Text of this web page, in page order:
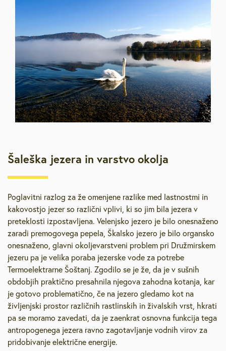
Šaleška jezera in varstvo okolja
Poglavitni razlog za že omenjene razlike med lastnostmi in
kakovostjo jezer so različni vplivi, ki so jim bila jezera v
preteklosti izpostavljena. Velenjsko jezero je bilo onesnaženo
zaradi premogovega pepela, Škalsko jezero je bilo organsko
onesnaženo, glavni okoljevarstveni problem pri Družmirskem
jezeru pa je velika poraba jezerske vode za potrebe
Termoelektrarne Šoštanj. Zgodilo se je že, da je v sušnih
obdobjih praktično presahnila njegova zahodna kotanja, kar
je gotovo problematično, če na jezero gledamo kot na
življenjski prostor različnih rastlinskih in živalskih vrst, hkrati
pa se moramo zavedati, da je zaenkrat osnovna funkcija tega
antropogenega jezera ravno zagotavljanje vodnih virov za
pridobivanje električne energije.